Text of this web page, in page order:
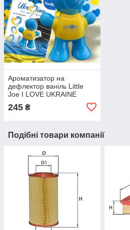
Ароматизатор на
дефлектор ваніль Little
Joe I LOVE UKRAINE
245 ₴
Подібні товари компанії